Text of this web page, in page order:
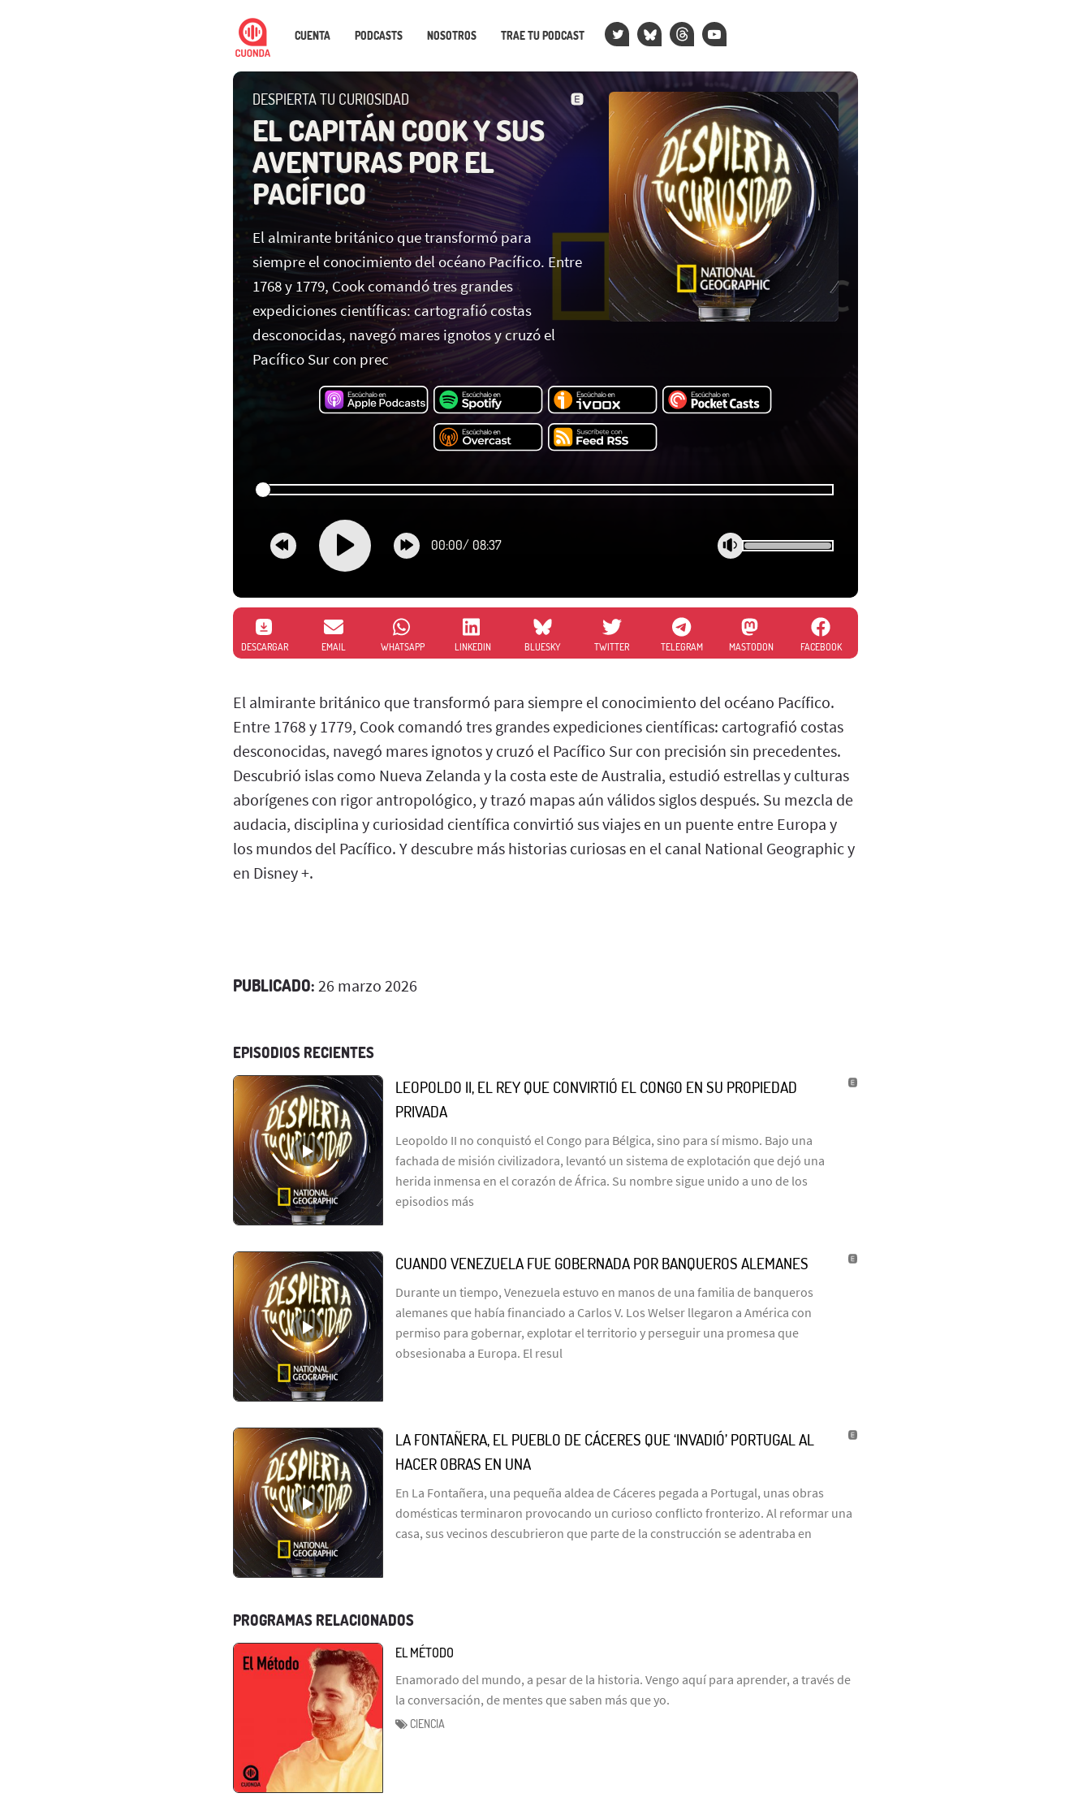
CUENTA PODCASTS NOSOTROS TRAE TU PODCAST
DESPIERTA TU CURIOSIDAD
EL CAPITÁN COOK Y SUS
AVENTURAS POR EL
PACÍFICO
El almirante británico que transformó para
siempre el conocimiento del océano Pacífico. Entre
1768 y 1779, Cook comandó tres grandes
expediciones científicas: cartografió costas
desconocidas, navegó mares ignotos y cruzó el
Pacífico Sur con prec
00:00/ 08:37
DESCARGAR EMAIL WHATSAPP LINKEDIN BLUESKY TWITTER TELEGRAM MASTODON FACEBOOK
El almirante británico que transformó para siempre el conocimiento del océano Pacífico.
Entre 1768 y 1779, Cook comandó tres grandes expediciones científicas: cartografió costas
desconocidas, navegó mares ignotos y cruzó el Pacífico Sur con precisión sin precedentes.
Descubrió islas como Nueva Zelanda y la costa este de Australia, estudió estrellas y culturas
aborígenes con rigor antropológico, y trazó mapas aún válidos siglos después. Su mezcla de
audacia, disciplina y curiosidad científica convirtió sus viajes en un puente entre Europa y
los mundos del Pacífico. Y descubre más historias curiosas en el canal National Geographic y
en Disney +.
PUBLICADO: 26 marzo 2026
EPISODIOS RECIENTES
LEOPOLDO II, EL REY QUE CONVIRTIÓ EL CONGO EN SU PROPIEDAD
PRIVADA
Leopoldo II no conquistó el Congo para Bélgica, sino para sí mismo. Bajo una
fachada de misión civilizadora, levantó un sistema de explotación que dejó una
herida inmensa en el corazón de África. Su nombre sigue unido a uno de los
episodios más
CUANDO VENEZUELA FUE GOBERNADA POR BANQUEROS ALEMANES
Durante un tiempo, Venezuela estuvo en manos de una familia de banqueros
alemanes que había financiado a Carlos V. Los Welser llegaron a América con
permiso para gobernar, explotar el territorio y perseguir una promesa que
obsesionaba a Europa. El resul
LA FONTAÑERA, EL PUEBLO DE CÁCERES QUE ‘INVADIÓ’ PORTUGAL AL
HACER OBRAS EN UNA
En La Fontañera, una pequeña aldea de Cáceres pegada a Portugal, unas obras
domésticas terminaron provocando un curioso conflicto fronterizo. Al reformar una
casa, sus vecinos descubrieron que parte de la construcción se adentraba en
PROGRAMAS RELACIONADOS
EL MÉTODO
Enamorado del mundo, a pesar de la historia. Vengo aquí para aprender, a través de
la conversación, de mentes que saben más que yo.
CIENCIA